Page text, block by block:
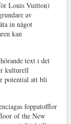
Louis Vuitton)
av
in något
kan
text i det
kulturell
potential att bli
foppatofflor
of the New